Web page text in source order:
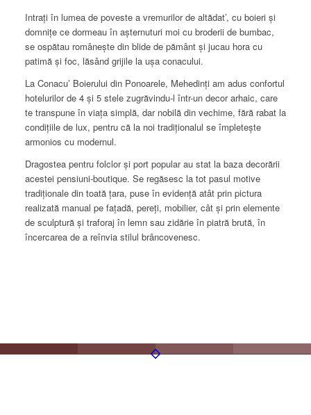
Intrați în lumea de poveste a vremurilor de altădat’, cu boieri și
domnițe ce dormeau în așternuturi moi cu broderii de bumbac,
se ospătau românește din blide de pământ și jucau hora cu
patimă și foc, lăsând grijile la ușa conacului.
La Conacu’ Boierului din Ponoarele, Mehedinți am adus confortul
hotelurilor de 4 și 5 stele zugrăvindu-l într-un decor arhaic, care
te transpune în viața simplă, dar nobilă din vechime, fără rabat la
condițiile de lux, pentru că la noi tradiţionalul se împletește
armonios cu modernul.
Dragostea pentru folclor și port popular au stat la baza decorării
acestei pensiuni-boutique. Se regăsesc la tot pasul motive
tradiționale din toată țara, puse în evidență atât prin pictura
realizată manual pe fațadă, pereți, mobilier, cât și prin elemente
de sculptură și traforaj în lemn sau zidărie în piatră brută, în
încercarea de a reînvia stilul brâncovenesc.